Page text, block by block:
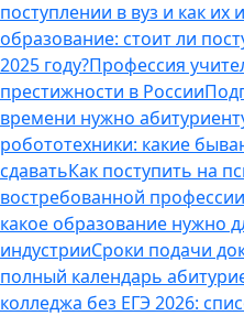
поступлении в вуз и как их
образование: стоит ли
2025 году?Профессия
престижности в России
времени нужно
робототехники: какие
сдаватьКак поступить на
востребованной профессии
какое образование нужно
индустрииСроки подачи
полный календарь
колледжа без ЕГЭ 2026: